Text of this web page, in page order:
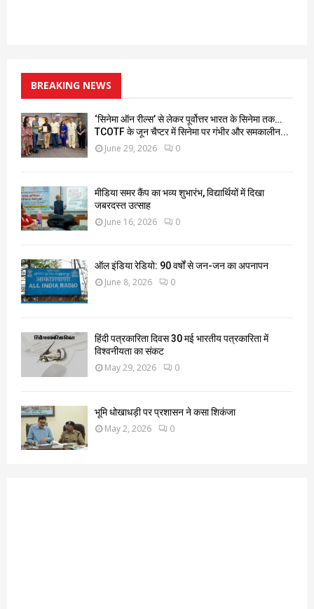
BREAKING NEWS
‘सिनेमा ऑन रील्स’ से लेकर पूर्वोत्तर भारत के सिनेमा तक…
TCOTF के जून चैप्टर में सिनेमा पर गंभीर और समकालीन...
June 29, 2026 0
मीडिया समर कैंप का भव्य शुभारंभ, विद्यार्थियों में दिखा
जबरदस्त उत्साह
June 16, 2026 0
ऑल इंडिया रेडियो: 90 वर्षों से जन-जन का अपनापन
June 8, 2026 0
हिंदी पत्रकारिता दिवस 30 मई भारतीय पत्रकारिता में
विश्वनीयता का संकट
May 29, 2026 0
भूमि धोखाधड़ी पर प्रशासन ने कसा शिकंजा
May 2, 2026 0